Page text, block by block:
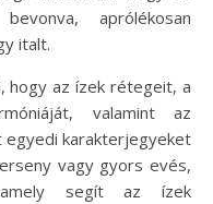
aprólékosan
italt.
hogy az ízek rétegeit, a
valamint az
karakterjegyeket
vagy gyors evés,
segít az ízek